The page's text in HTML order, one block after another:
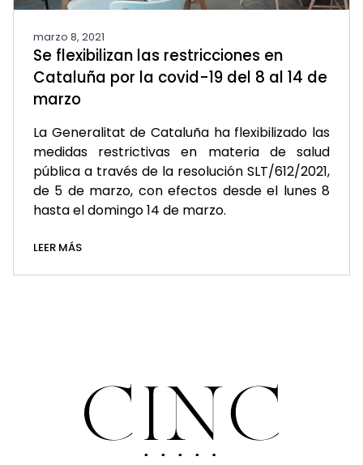
marzo 8, 2021
Se flexibilizan las restricciones en
Cataluña por la covid-19 del 8 al 14 de
marzo
La Generalitat de Cataluña ha flexibilizado las
medidas restrictivas en materia de salud
pública a través de la resolución SLT/612/2021,
de 5 de marzo, con efectos desde el lunes 8
hasta el domingo 14 de marzo.
LEER MÁS